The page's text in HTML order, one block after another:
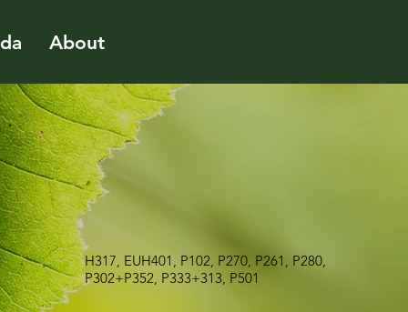
About
H317, EUH401, P102, P270, P261, P280,
P302+P352, P333+313, P501